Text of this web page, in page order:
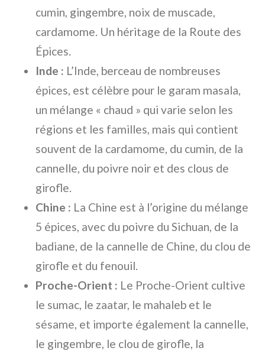
cumin, gingembre, noix de muscade,
cardamome. Un héritage de la Route des
Épices.
Inde : L’Inde, berceau de nombreuses
épices, est célèbre pour le garam masala,
un mélange « chaud » qui varie selon les
régions et les familles, mais qui contient
souvent de la cardamome, du cumin, de la
cannelle, du poivre noir et des clous de
girofle.
Chine : La Chine est à l’origine du mélange
5 épices, avec du poivre du Sichuan, de la
badiane, de la cannelle de Chine, du clou de
girofle et du fenouil.
Proche-Orient : Le Proche-Orient cultive
le sumac, le zaatar, le mahaleb et le
sésame, et importe également la cannelle,
le gingembre, le clou de girofle, la